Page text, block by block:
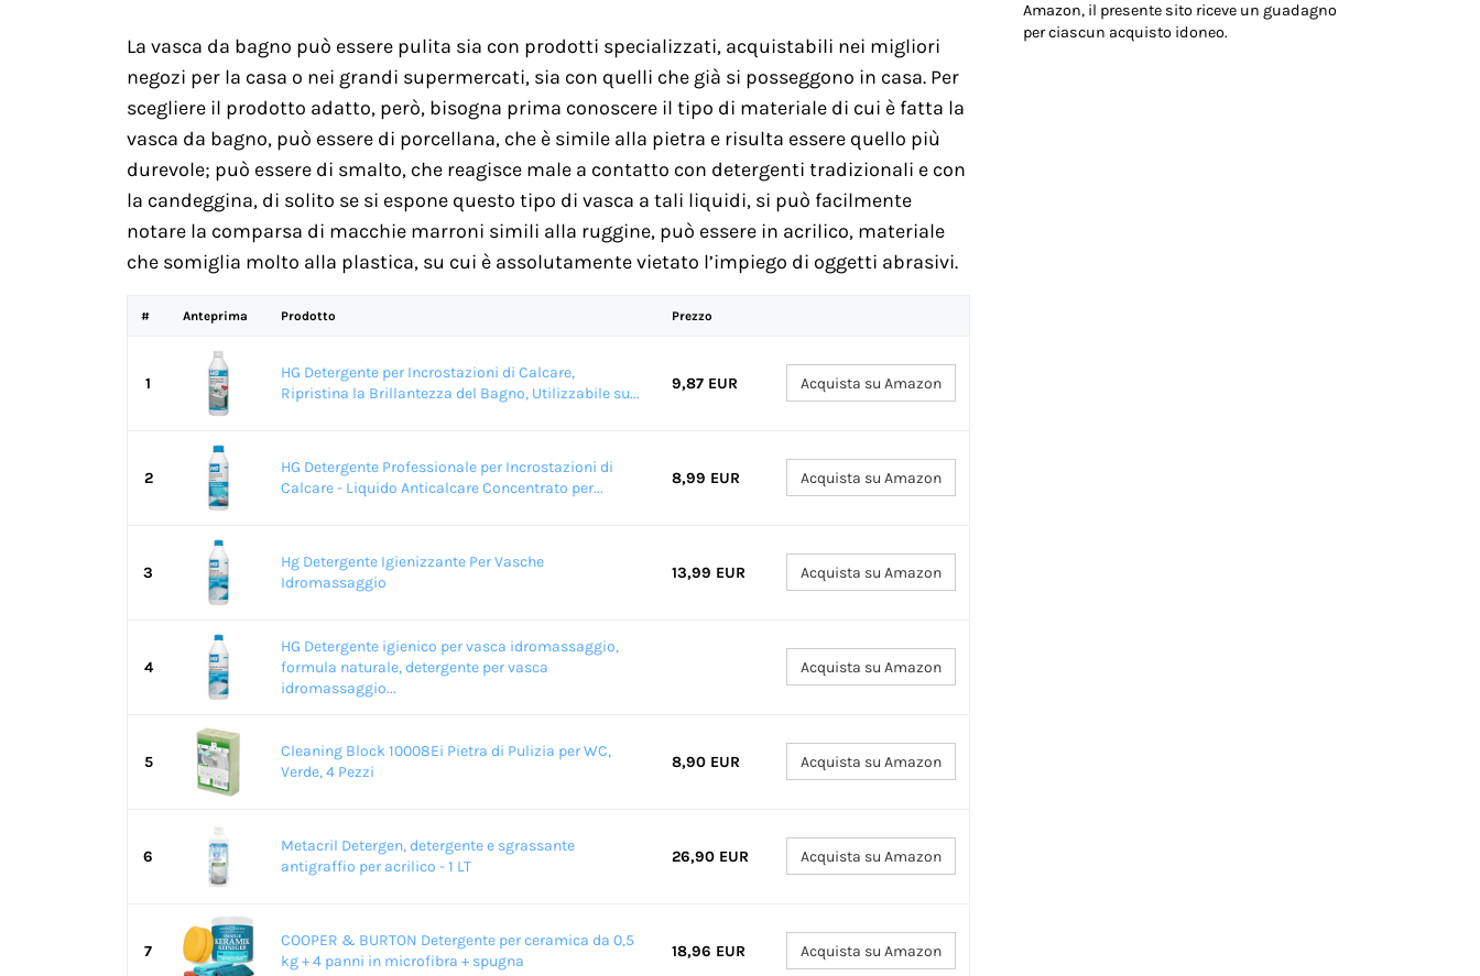
La vasca da bagno può essere pulita sia con prodotti specializzati, acquistabili nei migliori
negozi per la casa o nei grandi supermercati, sia con quelli che già si posseggono in casa. Per
scegliere il prodotto adatto, però, bisogna prima conoscere il tipo di materiale di cui è fatta la
vasca da bagno, può essere di porcellana, che è simile alla pietra e risulta essere quello più
durevole; può essere di smalto, che reagisce male a contatto con detergenti tradizionali e con
la candeggina, di solito se si espone questo tipo di vasca a tali liquidi, si può facilmente
notare la comparsa di macchie marroni simili alla ruggine, può essere in acrilico, materiale
che somiglia molto alla plastica, su cui è assolutamente vietato l’impiego di oggetti abrasivi.
# Anteprima Prodotto Prezzo
1
HG Detergente per Incrostazioni di Calcare,
Ripristina la Brillantezza del Bagno, Utilizzabile su...
9,87 EUR Acquista su Amazon
2
HG Detergente Professionale per Incrostazioni di
Calcare - Liquido Anticalcare Concentrato per...
8,99 EUR Acquista su Amazon
3
Hg Detergente Igienizzante Per Vasche
Idromassaggio
13,99 EUR Acquista su Amazon
4
HG Detergente igienico per vasca idromassaggio,
formula naturale, detergente per vasca
idromassaggio...
Acquista su Amazon
5
Cleaning Block 10008Ei Pietra di Pulizia per WC,
Verde, 4 Pezzi
8,90 EUR Acquista su Amazon
6
Metacril Detergen, detergente e sgrassante
antigraffio per acrilico - 1 LT
26,90 EUR Acquista su Amazon
7
COOPER & BURTON Detergente per ceramica da 0,5
kg + 4 panni in microfibra + spugna
18,96 EUR Acquista su Amazon
Amazon, il presente sito riceve un guadagno
per ciascun acquisto idoneo.